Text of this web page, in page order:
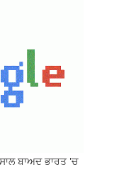
ਬਾਅਦ ਭਾਰਤ 'ਚ